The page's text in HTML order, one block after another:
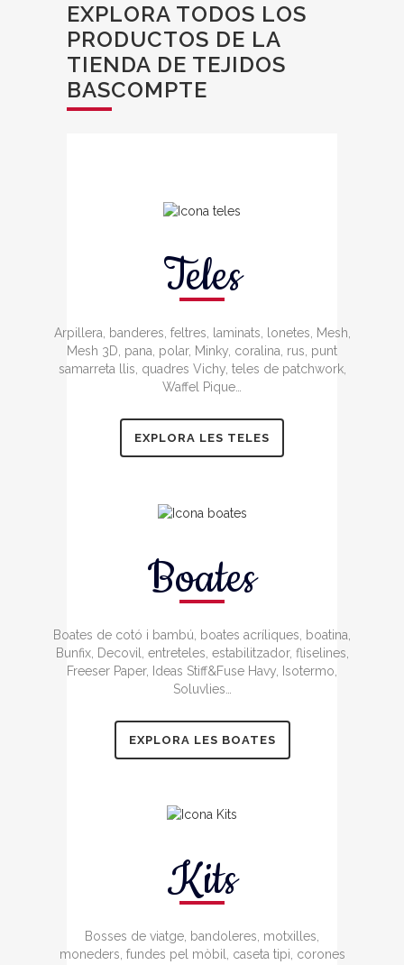
EXPLORA TODOS LOS
PRODUCTOS DE LA
TIENDA DE TEJIDOS
BASCOMPTE
Teles
Arpillera, banderes, feltres, laminats, lonetes, Mesh,
Mesh 3D, pana, polar, Minky, coralina, rus, punt
samarreta llis, quadres Vichy, teles de patchwork,
Waffel Pique…
EXPLORA LES TELES
Boates
Boates de cotó i bambú, boates acríliques, boatina,
Bunfix, Decovil, entreteles, estabilitzador, fliselines,
Freeser Paper, Ideas Stiff&Fuse Havy, Isotermo,
Soluvlies…
EXPLORA LES BOATES
Kits
Bosses de viatge, bandoleres, motxilles,
moneders, fundes pel mòbil, caseta tipi, corones